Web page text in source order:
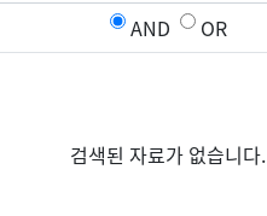
AND
OR
검색된 자료가 없습니다.